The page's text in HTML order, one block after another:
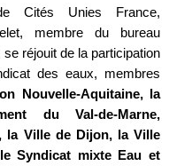
Cités Unies France,
membre du bureau
réjouit de la participation
des eaux, membres
Nouvelle-Aquitaine, la
du Val-de-Marne,
la Ville de Dijon, la Ville
Syndicat mixte Eau et